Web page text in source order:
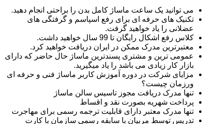
می توانید یک ساعت ماساژ کامل بدن را براحتی انجام دهید.
تکنیک های حرفه ای برای رفع اسپاسم و گرفتگی های
عضلانی را یاد خواهید گرفت.
کلاس رفع اشکال رایگان تا 99 سال خواهید داشت.
معتبرترین مدرک ممکن در ایران دریافت خواهید کرد.
عمومی ترین و مشتری پسندترین ماساژ حال حاضر که دارای
بازار کار زیادی می باشد را یاد میگیرید.
مزایای شرکت در دوره آموزش کاربر ماساژ فنی و حرفه ای
ورزمان چیست؟
تنها مدرک دریافت مجوز تاسیس سالن ماساژ
پرداخت شهریه بصورت نقد و اقساط
تنها مدرک معتبر دارای قابلیت ترجمه رسمی برای مهاجرت
تدریس توسط مربیان با سابقه رسمی سازمان با کارت